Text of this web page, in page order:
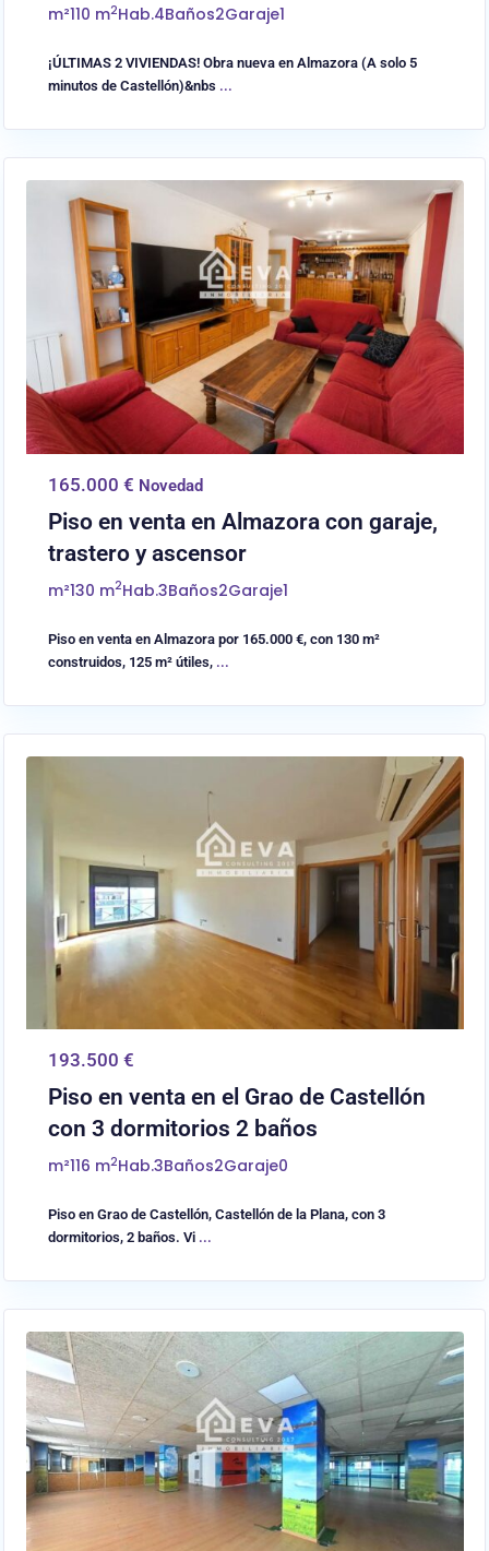
m²110 m2Hab.4Baños2Garaje1
¡ÚLTIMAS 2 VIVIENDAS! Obra nueva en Almazora (A solo 5
minutos de Castellón)&nbs ...
Almassora/Almazora
165.000 € Novedad
Piso en venta en Almazora con garaje,
trastero y ascensor
m²130 m2Hab.3Baños2Garaje1
Piso en venta en Almazora por 165.000 €, con 130 m²
construidos, 125 m² útiles, ...
Castellón/Castelló
193.500 €
Piso en venta en el Grao de Castellón
con 3 dormitorios 2 baños
m²116 m2Hab.3Baños2Garaje0
Piso en Grao de Castellón, Castellón de la Plana, con 3
dormitorios, 2 baños. Vi ...
Castellón/Castelló